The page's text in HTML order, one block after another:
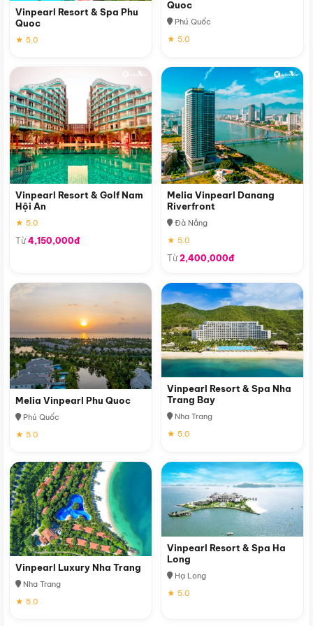
Vinpearl Resort & Spa Phu
Quoc
★ 5.0
Quoc
Phú Quốc
★ 5.0
Vinpearl Resort & Golf Nam
Hội An
★ 5.0
Từ4,150,000đ
Melia Vinpearl Danang
Riverfront
Đà Nẵng
★ 5.0
Từ2,400,000đ
Melia Vinpearl Phu Quoc
Phú Quốc
★ 5.0
Vinpearl Resort & Spa Nha
Trang Bay
Nha Trang
★ 5.0
Vinpearl Luxury Nha Trang
Nha Trang
★ 5.0
Vinpearl Resort & Spa Ha
Long
Hạ Long
★ 5.0